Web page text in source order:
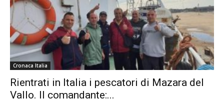
Cronaca Italia
Rientrati in Italia i pescatori di Mazara del
Vallo. Il comandante:...